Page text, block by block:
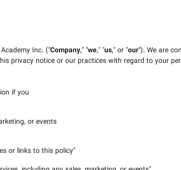
Inc. ("Company," "we," "us," or "our"). We are
privacy notice or our practices with regard to your
if you:
or events
"
or links to this policy